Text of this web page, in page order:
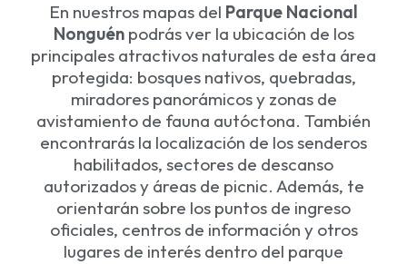
En nuestros mapas del Parque Nacional
Nonguénpodrás ver la ubicación de los
principales atractivos naturales de esta área
protegida: bosques nativos, quebradas,
miradores panorámicos y zonas de
avistamiento de fauna autóctona. También
encontrarás la localización de los senderos
habilitados, sectores de descanso
autorizados y áreas de picnic. Además, te
orientarán sobre los puntos de ingreso
oficiales, centros de información y otros
lugares de interés dentro del parque